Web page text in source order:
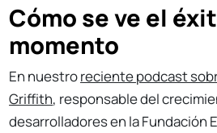
Cómo se ve el
momento
En nuestroreciente podcast
Griffith, responsable del
desarrolladores en la Fundación